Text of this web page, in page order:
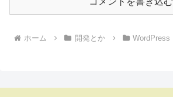
ホーム 開発とか WordPress